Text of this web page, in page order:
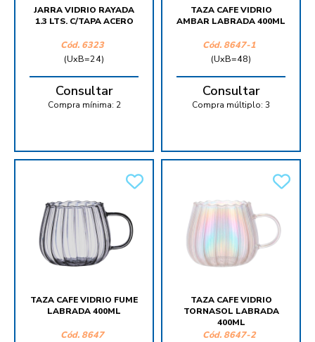
JARRA VIDRIO RAYADA
1.3 LTS. C/TAPA ACERO
Cód. 6323
(UxB=24)
Consultar
Compra mínima: 2
TAZA CAFE VIDRIO
AMBAR LABRADA 400ML
Cód. 8647-1
(UxB=48)
Consultar
Compra múltiplo: 3
TAZA CAFE VIDRIO FUME
LABRADA 400ML
Cód. 8647
TAZA CAFE VIDRIO
TORNASOL LABRADA
400ML
Cód. 8647-2